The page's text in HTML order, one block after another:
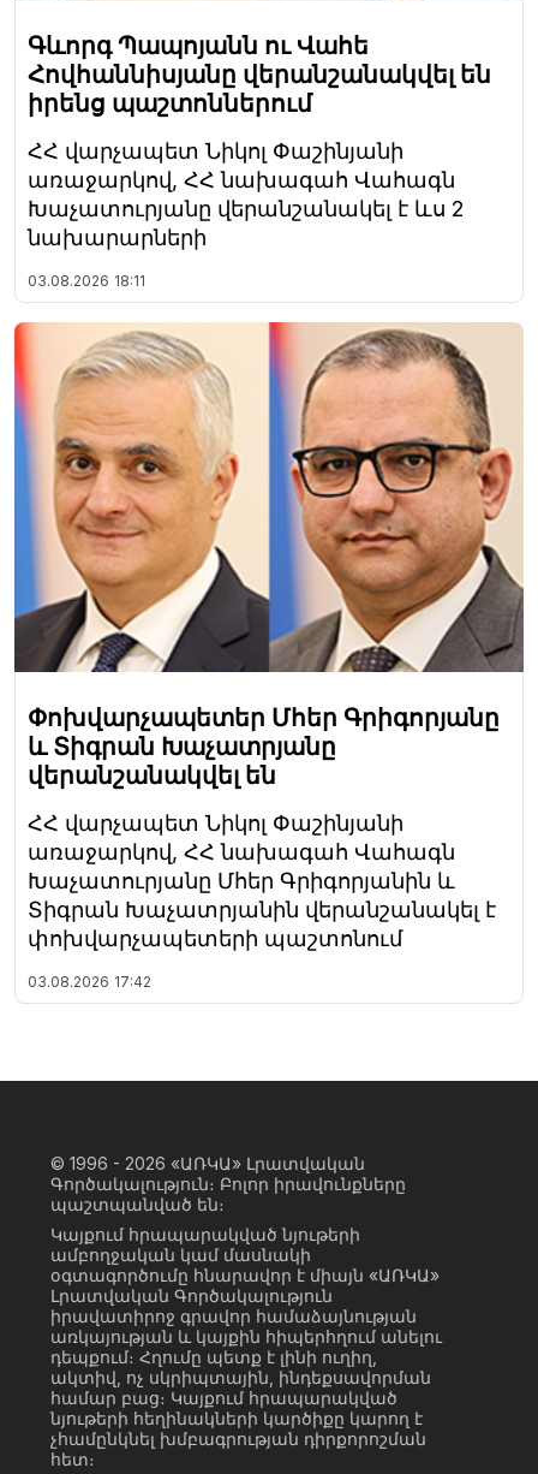
Գևորգ Պապոյանն ու Վահե
Հովհաննիսյանը վերանշանակվել են
իրենց պաշտոններում
ՀՀ վարչապետ Նիկոլ Փաշինյանի
առաջարկով, ՀՀ նախագահ Վահագն
Խաչատուրյանը վերանշանակել է ևս 2
նախարարների
03.08.2026 18:11
Փոխվարչապետեր Մհեր Գրիգորյանը
և Տիգրան Խաչատրյանը
վերանշանակվել են
ՀՀ վարչապետ Նիկոլ Փաշինյանի
առաջարկով, ՀՀ նախագահ Վահագն
Խաչատուրյանը Մհեր Գրիգորյանին և
Տիգրան Խաչատրյանին վերանշանակել է
փոխվարչապետերի պաշտոնում
03.08.2026 17:42
© 1996 - 2026 «ԱՌԿԱ» Լրատվական
Գործակալություն։ Բոլոր իրավունքները
պաշտպանված են։
Կայքում հրապարակված նյութերի
ամբողջական կամ մասնակի
օգտագործումը հնարավոր է միայն «ԱՌԿԱ»
Լրատվական Գործակալություն
իրավատիրոջ գրավոր համաձայնության
առկայության և կայքին հիպերհղում անելու
դեպքում։ Հղումը պետք է լինի ուղիղ,
ակտիվ, ոչ սկրիպտային, ինդեքսավորման
համար բաց։ Կայքում հրապարակված
նյութերի հեղինակների կարծիքը կարող է
չհամընկնել խմբագրության դիրքորոշման
հետ։